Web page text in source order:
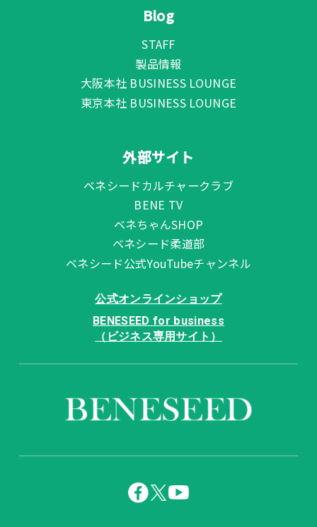
Blog
STAFF
製品情報
大阪本社 BUSINESS LOUNGE
東京本社 BUSINESS LOUNGE
外部サイト
ベネシードカルチャークラブ
BENE TV
ベネちゃんSHOP
ベネシード柔道部
ベネシード公式YouTubeチャンネル
公式オンラインショップ
BENESEED for business
（ビジネス専用サイト）